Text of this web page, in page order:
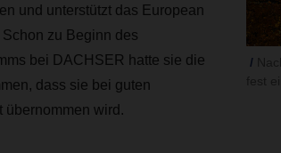
und unterstützt das European
zu Beginn des
bei DACHSER hatte sie die
dass sie bei guten
übernommen wird.